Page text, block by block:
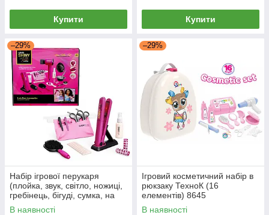
Купити Купити
–29%
Набір ігрової перукаря
(плойка, звук, світло, ножиці,
гребінець, бігуді, сумка, на
батарейці) 626031
В наявності
–29%
Ігровий косметичний набір в
рюкзаку ТехноК (16
елементів) 8645
В наявності